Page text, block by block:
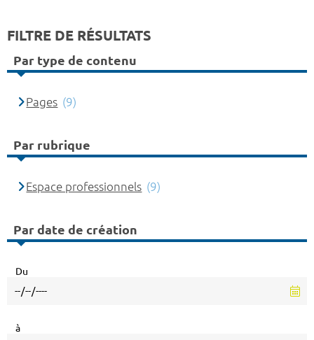
FILTRE DE RÉSULTATS
Par type de contenu
Pages (9)
Par rubrique
Espace professionnels (9)
Par date de création
Du
à